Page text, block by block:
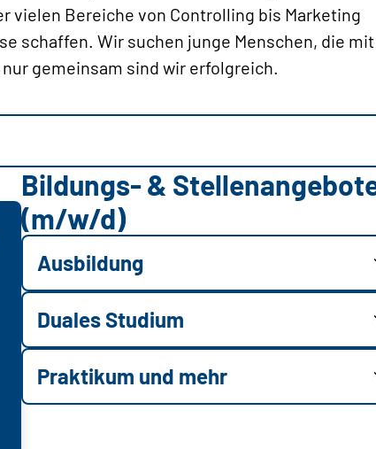
Bereiche von Controlling bis Marketing
schaffen. Wir suchen junge Menschen, die
gemeinsam sind wir erfolgreich.
Bildungs- &
(m/w/d)
Ausbildung
Duales Studium
Praktikum und mehr